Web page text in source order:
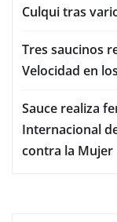
Culqui tras
Tres saucinos
Velocidad en
Sauce realiza
Internacional
contra la Mujer